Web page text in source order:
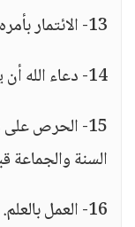
13- الائتمار بأمره، والانتهاء بنهيه.
14- دعاء الله أن يفقهه في الدين ويعلمه التأويل.
15- الحرص
السنة والجماعة
16- العمل بالعلم.